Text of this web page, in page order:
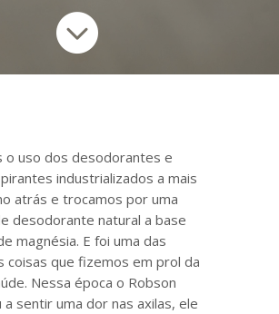

o uso dos desodorantes e
industrializados a mais
atrás e trocamos por uma
desodorante natural a base
magnésia. E foi uma das
coisas que fizemos em prol da
Nessa época o Robson
a sentir uma dor nas axilas, ele